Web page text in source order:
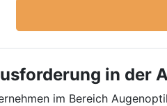
in der
im Bereich